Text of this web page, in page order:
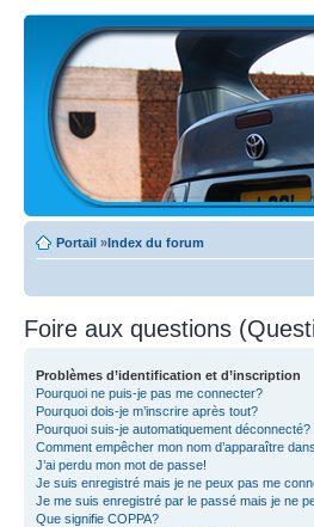
Portail »Index du forum
Foire aux questions
Problèmes d’identification et d’inscription
Pourquoi ne puis-je pas me connecter?
Pourquoi dois-je m’inscrire après tout?
Pourquoi suis-je automatiquement déconnecté?
Comment empêcher mon nom d’apparaître
J’ai perdu mon mot de passe!
Je suis enregistré mais je ne peux pas me
Je me suis enregistré par le passé mais je ne
Que signifie COPPA?